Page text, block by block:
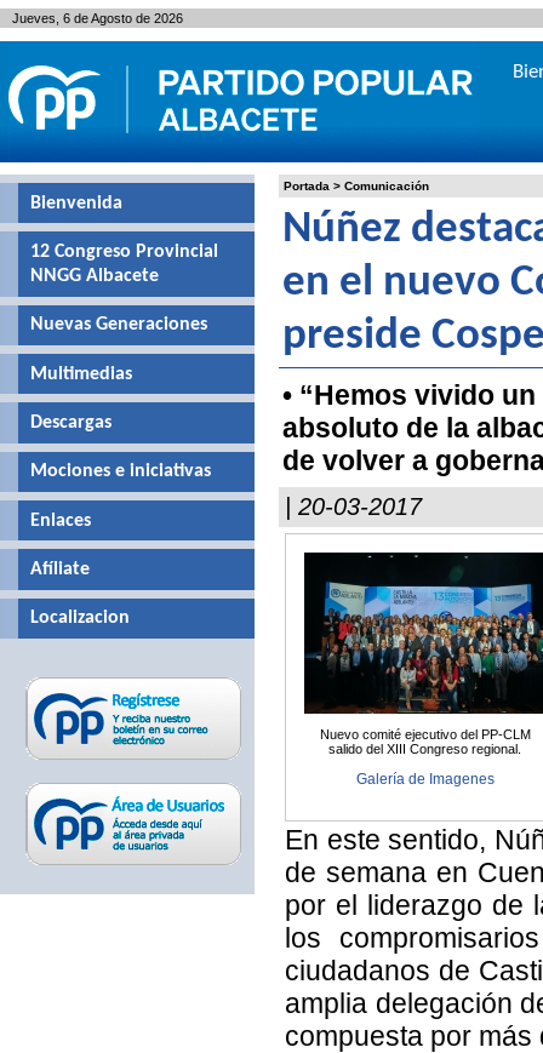
Portada > Comunicación
Núñez
en el nuevo
preside
• “Hemos vivido
absoluto de la
de volver a
| 20-03-2017
Nuevo comité ejecutivo del PP-CLM
salido del XIII Congreso regional.
Galería de Imagenes
En este sentido,
de semana en
por el liderazgo de
los
ciudadanos de
amplia delegación
compuesta por
Bienvenida
12 Congreso Provincial
NNGG Albacete
Nuevas Generaciones
Multimedias
Descargas
Mociones e iniciativas
Enlaces
Afíliate
Localizacion
Jueves, 6 de Agosto de 2026